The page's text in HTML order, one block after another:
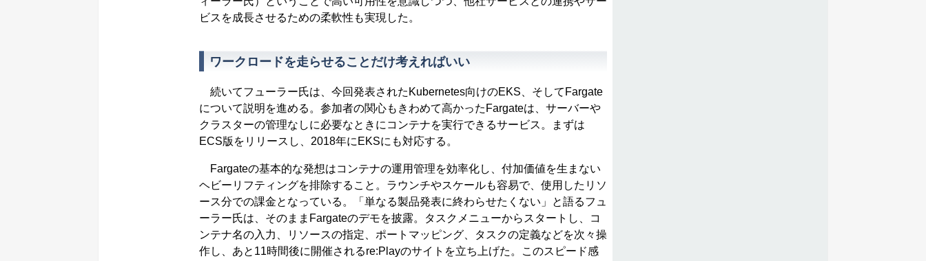
ビスを成長させるための柔軟性も実現した。
ワークロードを走らせることだけ考えればいい
続いてフューラー氏は、今回発表されたKubernetes向けのEKS、そしてFargate
について説明を進める。参加者の関心もきわめて高かったFargateは、サーバーや
クラスターの管理なしに必要なときにコンテナを実行できるサービス。まずは
ECS版をリリースし、2018年にEKSにも対応する。
Fargateの基本的な発想はコンテナの運用管理を効率化し、付加価値を生まない
ヘビーリフティングを排除すること。ラウンチやスケールも容易で、使用したリソ
ース分での課金となっている。「単なる製品発表に終わらせたくない」と語るフュ
ーラー氏は、そのままFargateのデモを披露。タスクメニューからスタートし、コ
ンテナ名の入力、リソースの指定、ポートマッピング、タスクの定義などを次々操
作し、あと11時間後に開催されるre:Playのサイトを立ち上げた。このスピード感